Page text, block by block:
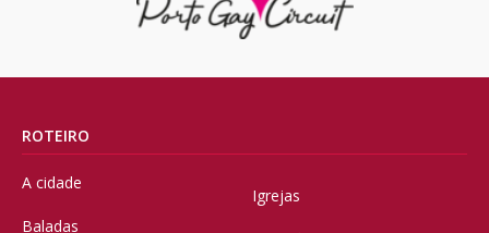
ROTEIRO
A cidade
Baladas
Igrejas